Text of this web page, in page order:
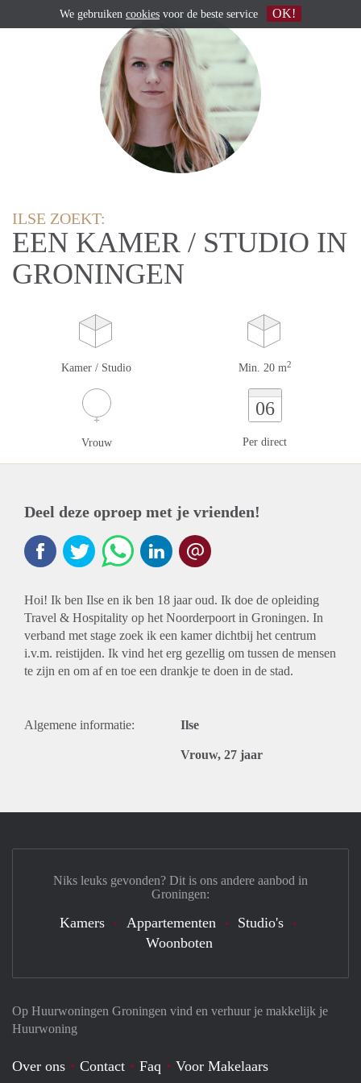
ILSE ZOEKT:
EEN KAMER / STUDIO IN
GRONINGEN
Kamer / Studio Min. 20 m2
Vrouw
06
Per direct
Deel deze oproep met je vrienden!
Hoi! Ik ben Ilse en ik ben 18 jaar oud. Ik doe de opleiding
Travel & Hospitality op het Noorderpoort in Groningen. In
verband met stage zoek ik een kamer dichtbij het centrum
i.v.m. reistijden. Ik vind het erg gezellig om tussen de mensen
te zijn en om af en toe een drankje te doen in de stad.
Algemene informatie: Ilse
Vrouw, 27 jaar
Op Huurwoningen Groningen vind en verhuur je makkelijk je
Huurwoning
Over ons Contact Faq Voor Makelaars
Niks leuks gevonden? Dit is ons andere aanbod in
Groningen:
Kamers Appartementen
Studio's
Woonboten
We gebruiken cookies voor de beste service OK!